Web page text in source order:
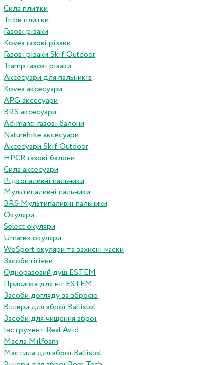
Сила плитки
Tribe плитки
Газові різаки
Kovea газові різаки
Газові різаки Skif Outdoor
Tramp газові різаки
Аксесуари для пальників
Kovea аксесуари
APG аксесуари
BRS аксесуари
Adimanti газові балони
Naturehike аксесуари
Аксесуари Skif Outdoor
HPCR газові балони
Сила аксесуари
Рідкопаливні пальники
Мультипаливні пальники
BRS Мультипаливні пальники
Окуляри
Select окуляри
Umarex окуляри
WoSport окуляри та захисні маски
Засоби гігієни
Одноразовий душ ESTEM
Присипка для ніг ESTEM
Засоби догляду за зброєю
Вішери для зброї Ballistol
Засоби для чищення зброї
Інструмент Real Avid
Масла Milfoam
Мастила для зброї Ballistol